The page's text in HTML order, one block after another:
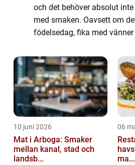
och det behöver absolut
med smaken. Oavsett om
födelsedag, fika med
10 juni 2026
Mat i Arboga: Smaker
mellan kanal, stad och
landsb...
06
ma...